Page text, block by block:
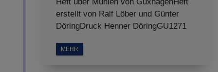
erstellt von Ralf Löber und Günter
DöringDruck Henner DöringGU1271
MEHR